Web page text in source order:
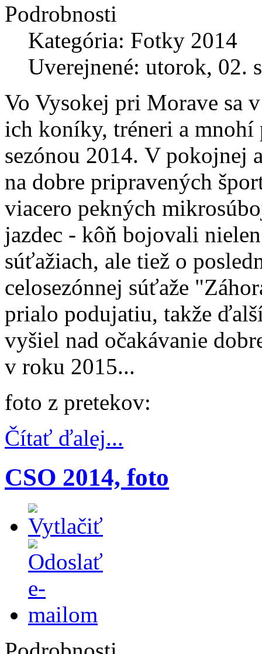
Podrobnosti
Kategória: Fotky 2014
Uverejnené: utorok, 02.
Vo Vysokej pri Morave sa
ich koníky, tréneri a
sezónou 2014. V pokojnej
na dobre pripravených
viacero pekných
jazdec - kôň bojovali
súťažiach, ale tiež o
celosezónnej súťaže
prialo podujatiu, takže
vyšiel nad očakávanie
v roku 2015...
foto z pretekov:
Čítať ďalej...
CSO 2014, foto